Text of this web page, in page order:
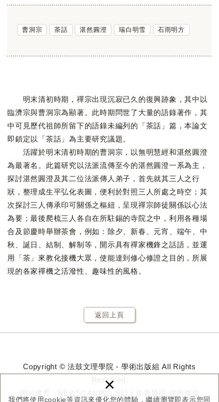
我們將使用cookie等資訊來優化您的體驗，繼續瀏覽即表示您同
×
曹洞宗 茶話 湛然圓澄 瑞白明雪 石雨明方
明末清初時期，禪宗出現沉寂已久的復興跡象，其中以
臨濟宗與曹洞宗為顯著。此時期問世了大量的語錄著作，其
中可見歷代祖師所留下的語錄未編列的「茶話」篇，本論文
即鎖定以「茶話」為主要研究議題。
活躍於明末清初時期的曹洞宗，以無明慧經和湛然圓澄
為最著名。此篇研究以法派流傳至今的湛然圓澄一系為主，
探討湛然圓澄及其二位法派傳人弟子，首先就其三人之行
狀，整理成生平弘化表圖，便利於對照三人所處之時空；其
次探討三人傳承印可關係之樞紐，呈現禪宗師徒關係以心法
為要；最後爬梳三人各自在所駐錫的寺院之中，利用各種場
合及節慶時舉辦茶會，例如：除夕、新春、元宵、端午、中
秋、誕日、結制、解制等，開示具有禪家機鋒之話語，並運
用「茶」來教化接機大眾，使能達到修心修證之目的，所展
現的各家禪機之活潑性、趣味性的風格。
返回上頁
Copyright © 法鼓文理學院 - 學術出版組 All Rights
Reserved.